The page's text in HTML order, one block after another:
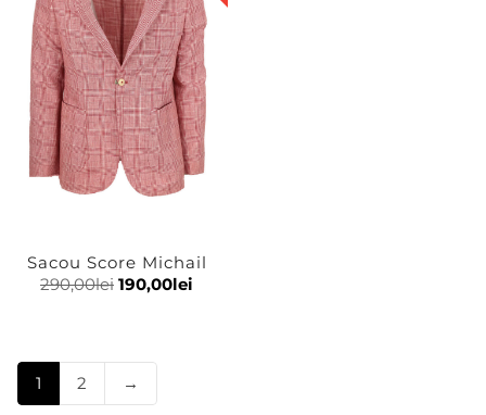
Sacou Score Michail
290,00lei 190,00lei
1 2 →